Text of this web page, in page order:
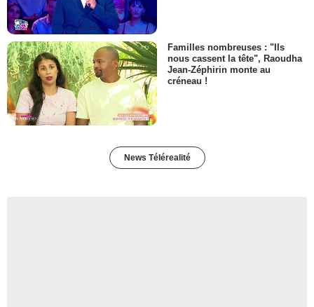
Familles nombreuses : "Ils
nous cassent la tête", Raoudha
Jean-Zéphirin monte au
créneau !
News Télérealité